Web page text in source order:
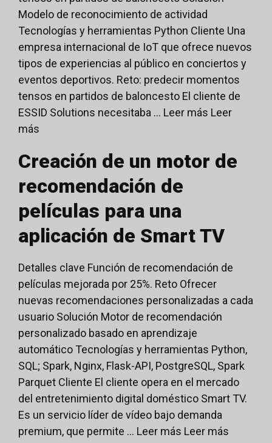
Modelo de reconocimiento de actividad
Tecnologías y herramientas Python Cliente Una
empresa internacional de IoT que ofrece nuevos
tipos de experiencias al público en conciertos y
eventos deportivos. Reto: predecir momentos
tensos en partidos de baloncesto El cliente de
ESSID Solutions necesitaba ... Leer más Leer
más
Creación de un motor de
recomendación de
películas para una
aplicación de Smart TV
Detalles clave Función de recomendación de
películas mejorada por 25%. Reto Ofrecer
nuevas recomendaciones personalizadas a cada
usuario Solución Motor de recomendación
personalizado basado en aprendizaje
automático Tecnologías y herramientas Python,
SQL; Spark, Nginx, Flask-API, PostgreSQL, Spark
Parquet Cliente El cliente opera en el mercado
del entretenimiento digital doméstico Smart TV.
Es un servicio líder de vídeo bajo demanda
premium, que permite ... Leer más Leer más